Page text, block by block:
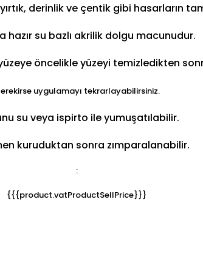
derinlik ve çentik gibi hasarların
hazır su bazlı akrilik dolgu macunudur.
öncelikle yüzeyi temizledikten
uygulamayı tekrarlayabilirsiniz.
su veya ispirto ile yumuşatılabilir.
kuruduktan sonra zımparalanabilir.
:
{{{product.vatProductSellPrice}}}